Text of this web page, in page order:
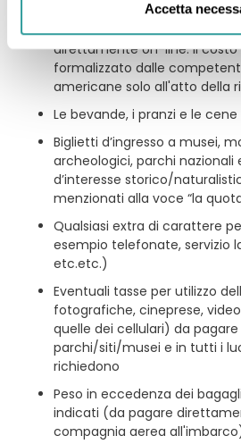
Accetta
d’ingresso negli Stati Uniti, che
partecipante al viaggio dovrà
direttamente on-line. Il costo
formalizzato dalle
americane solo all'atto della
Le bevande, i pranzi e le cene
Biglietti d’ingresso a musei,
archeologici, parchi nazionali
d’interesse storico/
menzionati alla voce “la
Qualsiasi extra di carattere
esempio telefonate, servizio
etc.etc.)
Eventuali tasse per utilizzo
fotografiche, cineprese,
quelle dei cellulari) da pagare
parchi/siti/musei e in tutti i
richiedono
Peso in eccedenza dei
indicati (da pagare
compagnia aerea